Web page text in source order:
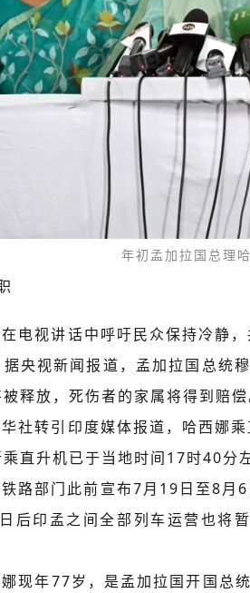
年初孟加拉国总理
电视讲话中呼吁民众保持冷静
央视新闻报道，孟加拉国总统
释放，死伤者的家属将得到赔偿
社转引印度媒体报道，哈西娜
直升机已于当地时间17时40分
路部门此前宣布7月19日至8月
后印孟之间全部列车运营也将
现年77岁，是孟加拉国开国总